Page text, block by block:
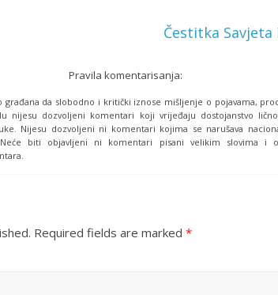
Čestitka Savjeta
Pravila komentarisanja:
da slobodno i kritički iznose mišljenje o pojavama,
nijesu dozvoljeni komentari koji vrijeđaju dostojanstvo
Nijesu dozvoljeni ni komentari kojima se narušava
biti objavljeni ni komentari pisani velikim slovima i
Required fields are marked *